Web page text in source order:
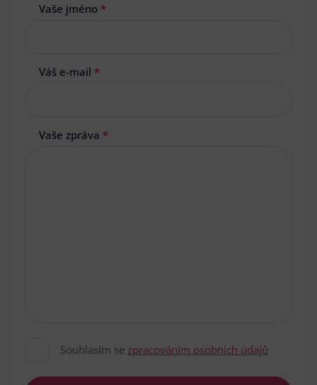
Vaše jméno *
Váš e-mail *
Vaše zpráva *
Souhlasím se zpracováním osobních údajů